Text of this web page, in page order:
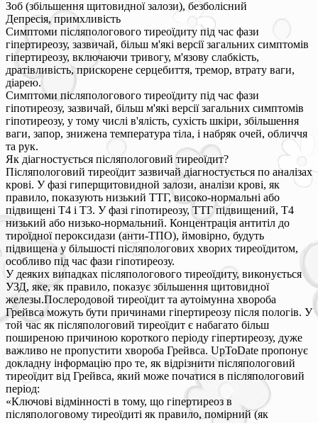
Зоб (збільшення щитовидної залози), безболісний
Депресія, примхливість
Симптоми післяпологового тиреоїдиту під час фази
гіпертиреозу, зазвичай, більш м'які версії загальних симптомів
гіпертиреозу, включаючи тривогу, м'язову слабкість,
дратівливість, прискорене серцебиття, тремор, втрату ваги,
діарею.
Симптоми післяпологового тиреоїдиту під час фази
гіпотиреозу, зазвичай, більш м'які версії загальних симптомів
гіпотиреозу, у тому числі в'ялість, сухість шкіри, збільшення
ваги, запор, знижена температура тіла, і набряк очей, обличчя
та рук.
Як діагностується післяпологовий тиреоїдит?
Післяпологовий тиреоїдит зазвичай діагностується по аналізах
крові. У фазі гиперщитовидной залози, аналізи крові, як
правило, показують низький ТТГ, високо-нормальні або
підвищені T4 і T3. У фазі гіпотиреозу, ТТГ підвищений, Т4
низький або низько-нормальний. Концентрація антитіл до
тироїдної пероксидази (анти-ТПО), ймовірно, будуть
підвищена у більшості післяпологових хворих тиреоїдитом,
особливо під час фази гіпотиреозу.
У деяких випадках післяпологового тиреоїдиту, виконується
УЗД, яке, як правило, показує збільшення щитовидної
железы.Послеродовой тиреоїдит та аутоімунна хвороба
Грейвса можуть бути причинами гіпертиреозу після пологів. У
той час як післяпологовий тиреоїдит є набагато більш
поширеною причиною короткого періоду гіпертиреозу, дуже
важливо не пропустити хвороба Грейвса. UpToDate пропонує
докладну інформацію про те, як відрізнити післяпологовий
тиреоїдит від Грейвса, який може початися в післяпологовий
період:
«Ключові відмінності в тому, що гіпертиреоз в
післяпологовому тиреоїдиті як правило, помірний (як